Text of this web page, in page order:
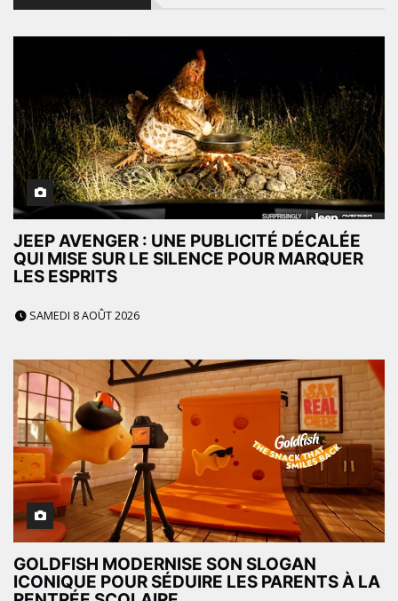
JEEP AVENGER : UNE PUBLICITÉ DÉCALÉE
QUI MISE SUR LE SILENCE POUR MARQUER
LES ESPRITS
SAMEDI 8 AOÛT 2026
GOLDFISH MODERNISE SON SLOGAN
ICONIQUE POUR SÉDUIRE LES PARENTS À LA